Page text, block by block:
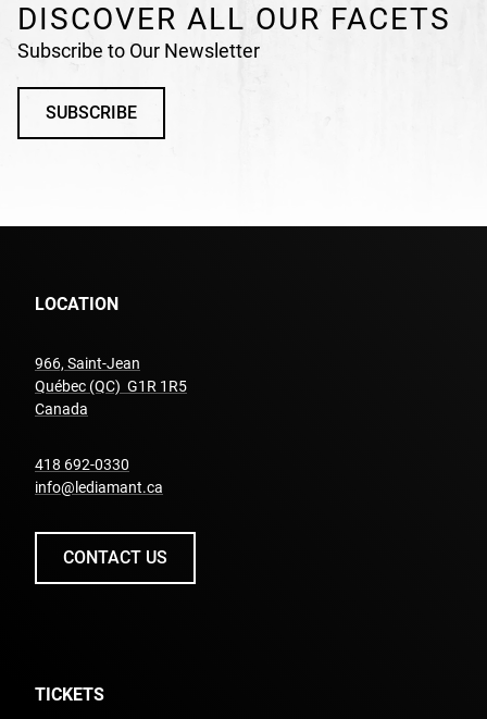
DISCOVER ALL OUR FACETS
Subscribe to Our Newsletter
SUBSCRIBE
LOCATION
966, Saint-Jean
Québec (QC) G1R 1R5
Canada
418 692-0330
info@lediamant.ca
CONTACT US
TICKETS